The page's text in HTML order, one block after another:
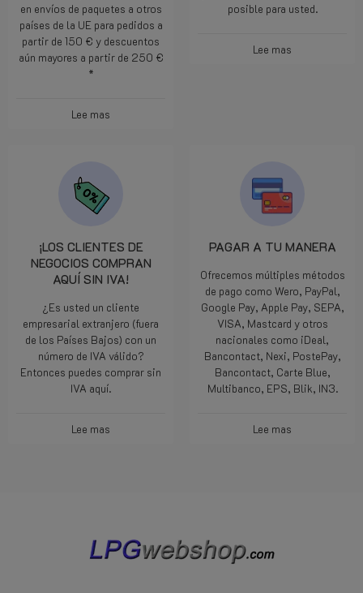
en envíos de paquetes a otros
países de la UE para pedidos a
partir de 150 € y descuentos
aún mayores a partir de 250 €
*
Lee mas
posible para usted.
Lee mas
¡LOS CLIENTES DE
NEGOCIOS COMPRAN
AQUÍ SIN IVA!
¿Es usted un cliente
empresarial extranjero (fuera
de los Países Bajos) con un
número de IVA válido?
Entonces puedes comprar sin
IVA aquí.
Lee mas
PAGAR A TU MANERA
Ofrecemos múltiples métodos
de pago como Wero, PayPal,
Google Pay, Apple Pay, SEPA,
VISA, Mastcard y otros
nacionales como iDeal,
Bancontact, Nexi, PostePay,
Bancontact, Carte Blue,
Multibanco, EPS, Blik, IN3.
Lee mas